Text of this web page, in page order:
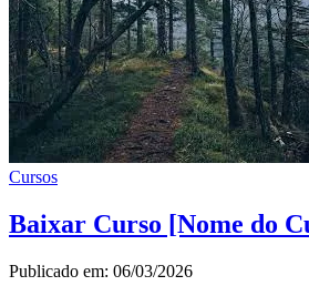
Cursos
Baixar Curso [Nome do
Publicado em: 06/03/2026